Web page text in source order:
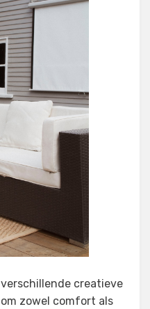
creatieve
zowel comfort als